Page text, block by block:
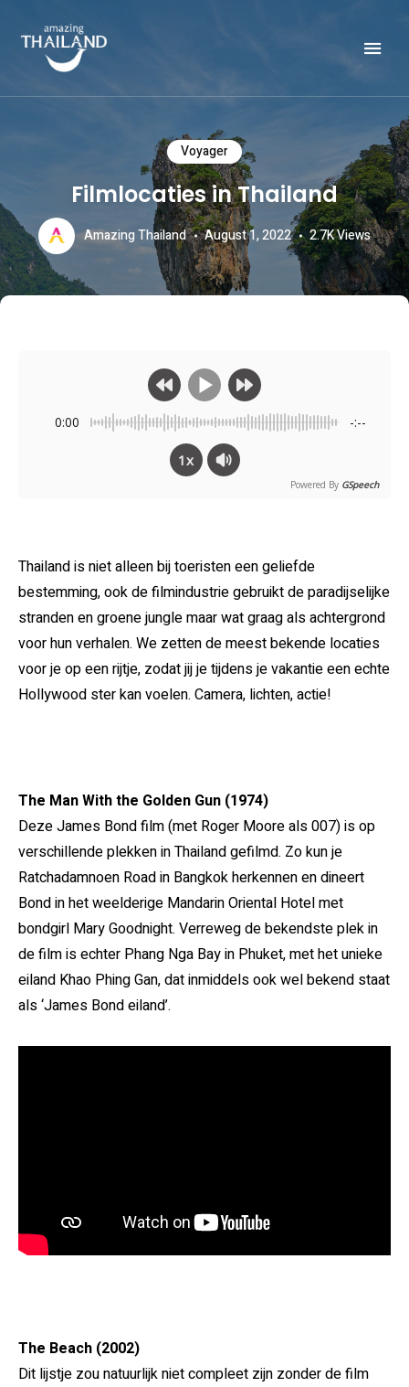
Voyager
Filmlocaties in Thailand
Amazing Thailand August 1, 2022 2.7KViews
0:00 -:--
1x
Powered By GSpeech
Thailand is niet alleen bij toeristen een geliefde
bestemming, ook de filmindustrie gebruikt de paradijselijke
stranden en groene jungle maar wat graag als achtergrond
voor hun verhalen. We zetten de meest bekende locaties
voor je op een rijtje, zodat jij je tijdens je vakantie een echte
Hollywood ster kan voelen. Camera, lichten, actie!
The Man With the Golden Gun (1974)
Deze James Bond film (met Roger Moore als 007) is op
verschillende plekken in Thailand gefilmd. Zo kun je
Ratchadamnoen Road in Bangkok herkennen en dineert
Bond in het weelderige Mandarin Oriental Hotel met
bondgirl Mary Goodnight. Verreweg de bekendste plek in
de film is echter Phang Nga Bay in Phuket, met het unieke
eiland Khao Phing Gan, dat inmiddels ook wel bekend staat
als ‘James Bond eiland’.
The Beach (2002)
Dit lijstje zou natuurlijk niet compleet zijn zonder de film